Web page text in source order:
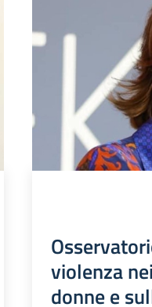
violenza
donne e